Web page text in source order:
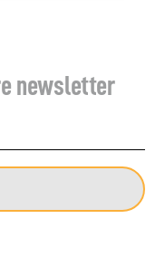
newsletter